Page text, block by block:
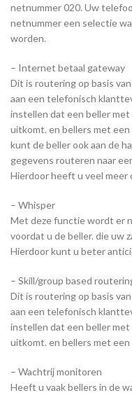
netnummer 020. Uw
netnummer een selectie
worden.
– Internet betaal gateway
Dit is routering op basis
aan een telefonisch
instellen dat een beller
uitkomt. en bellers met
kunt de beller ook aan de
gegevens routeren naar
Hierdoor heeft u veel
– Whisper
Met deze functie wordt er
voordat u de beller. die uw
Hierdoor kunt u beter
– Skill/group based
Dit is routering op basis
aan een telefonisch
instellen dat een beller
uitkomt. en bellers met
– Wachtrij monitoren
Heeft u vaak bellers in de